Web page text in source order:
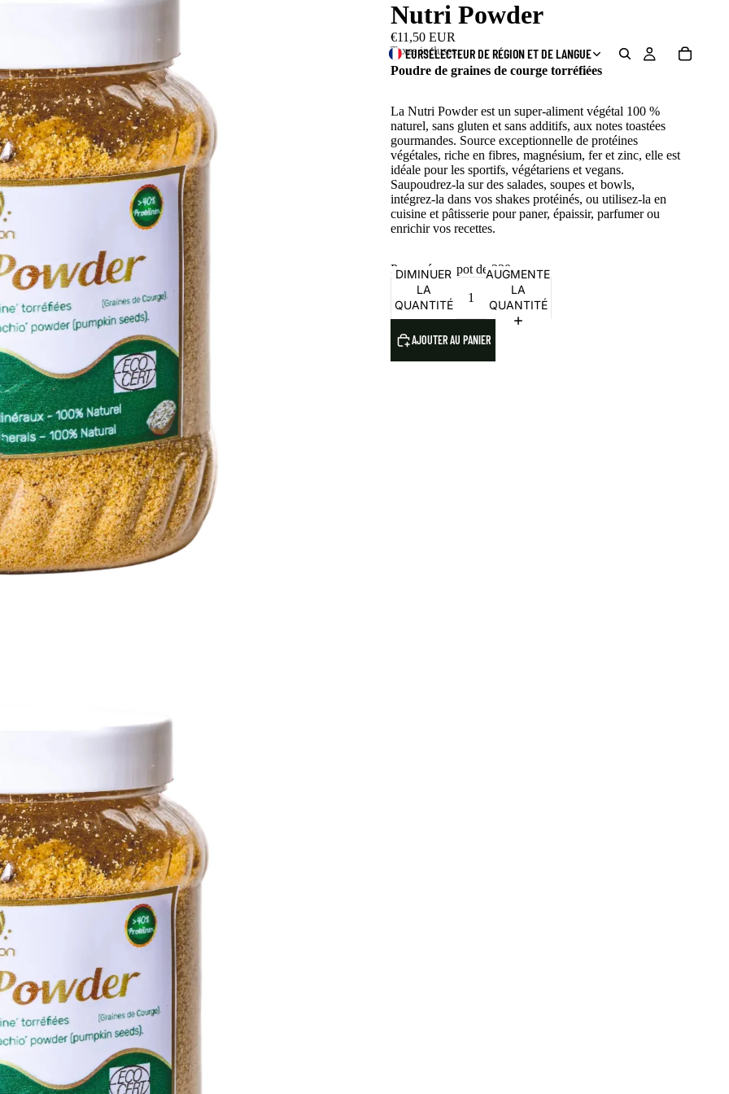
EURSÉLECTEUR DE RÉGION ET DE LANGUE
Nutri Powder
€11,50 EUR
Taxes incluses.
Poudre de graines de courge torréfiées
La Nutri Powder est un super-aliment végétal 100 %
naturel, sans gluten et sans additifs, aux notes toastées
gourmandes. Source exceptionnelle de protéines
végétales, riche en fibres, magnésium, fer et zinc, elle est
idéale pour les sportifs, végétariens et vegans.
Saupoudrez-la sur des salades, soupes et bowls,
intégrez-la dans vos shakes protéinés, ou utilisez-la en
cuisine et pâtisserie pour paner, épaissir, parfumer ou
enrichir vos recettes.
Proposée en pot de 230 g.
DIMINUER
LA
QUANTITÉ
AUGMENTER
LA
QUANTITÉ
AJOUTER AU PANIER